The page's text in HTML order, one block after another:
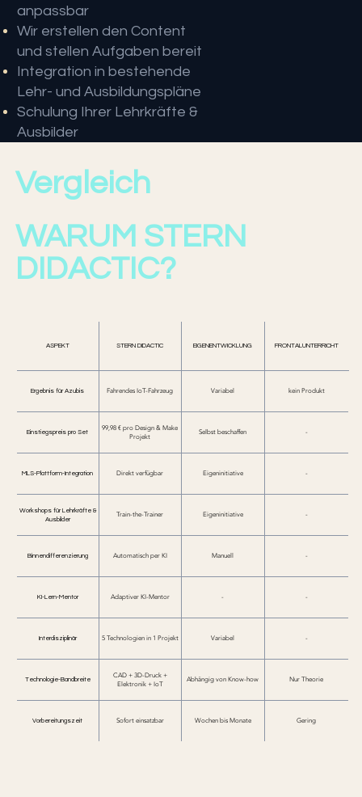
anpassbar
Wir erstellen den Content
und stellen Aufgaben bereit
Integration in bestehende
Lehr- und Ausbildungspläne
Schulung Ihrer Lehrkräfte &
Ausbilder
Vergleich
WARUM STERN
DIDACTIC?
ASPEKT STERN DIDACTIC EIGENENTWICKLUNG FRONTALUNTERRICHT
Ergebnis für Azubis Fahrendes IoT-Fahrzeug Variabel kein Produkt
Einstiegspreis pro Set
99,98 € pro Design & Make
Projekt
Selbst beschaffen -
MLS-Plattform-Integration Direkt verfügbar Eigeninitiative -
Workshops für Lehrkräfte &
Ausbilder
Train-the-Trainer Eigeninitiative -
Binnendifferenzierung Automatisch per KI Manuell -
KI-Lern-Mentor Adaptiver KI-Mentor - -
Interdisziplinär 5 Technologien in 1 Projekt Variabel -
Technologie-Bandbreite
CAD + 3D-Druck +
Elektronik + IoT
Abhängig von Know-how Nur Theorie
Vorbereitungszeit Sofort einsatzbar Wochen bis Monate Gering